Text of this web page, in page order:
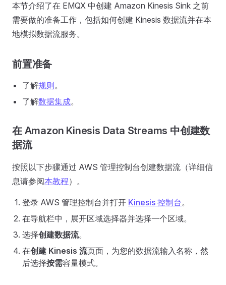
本节介绍了在 EMQX 中创建 Amazon Kinesis Sink 之前
需要做的准备工作，包括如何创建 Kinesis 数据流并在本
地模拟数据流服务。
前置准备
了解规则。
了解数据集成。
在 Amazon Kinesis Data Streams 中创建数
据流
按照以下步骤通过 AWS 管理控制台创建数据流（详细信
息请参阅本教程）。
登录 AWS 管理控制台并打开 Kinesis 控制台。
在导航栏中，展开区域选择器并选择一个区域。
选择创建数据流。
在创建 Kinesis 流页面，为您的数据流输入名称，然
后选择按需容量模式。